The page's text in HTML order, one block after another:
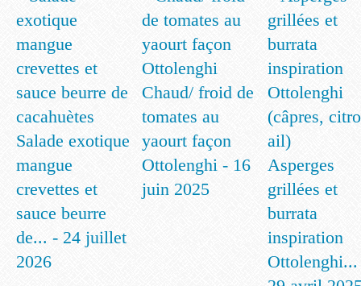
Salade exotique
mangue
crevettes et
sauce beurre
de... - 24 juillet
2026
Chaud/ froid de
tomates au
yaourt façon
Ottolenghi - 16
juin 2025
Asperges
grillées et
burrata
inspiration